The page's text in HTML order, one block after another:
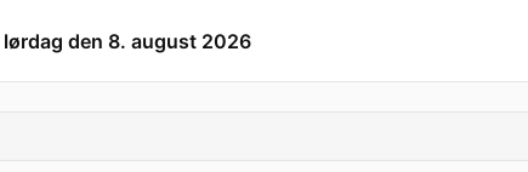
lørdag den 8. august 2026